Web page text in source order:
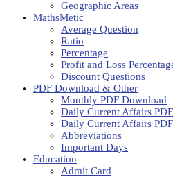
Geographic Areas
MathsMetic
Average Question
Ratio
Percentage
Profit and Loss
Discount Questions
PDF Download & Other
Monthly PDF Download
Daily Current Affairs
Daily Current Affairs
Abbreviations
Important Days
Education
Admit Card